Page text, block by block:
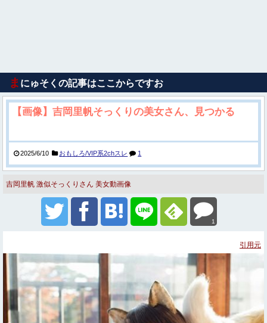
ま にゅそくの記事はここからですお
【画像】吉岡里帆そっくりの美女さん、見つかる
2025/6/10 おもしろ/VIP系2chスレ 1
吉岡里帆 激似そっくりさん 美女動画像
1
引用元